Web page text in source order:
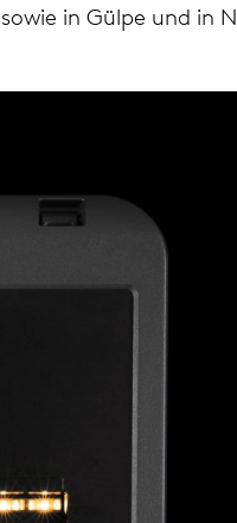
sowie in Gülpe und in